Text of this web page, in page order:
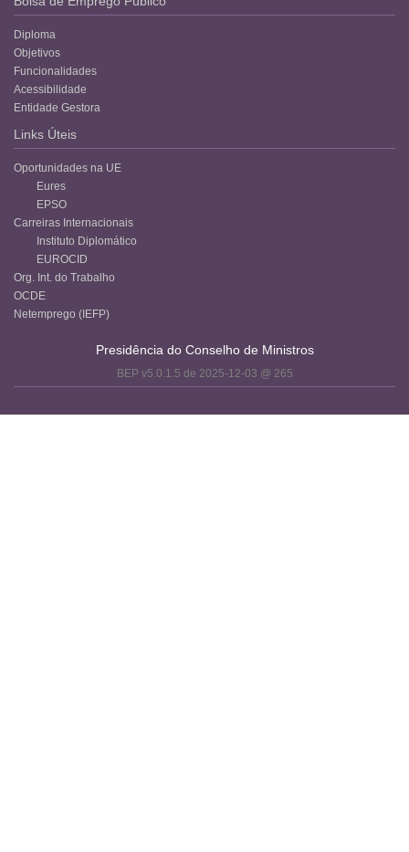
Diploma
Objetivos
Funcionalidades
Acessibilidade
Entidade Gestora
Links Úteis
Oportunidades na UE
Eures
EPSO
Carreiras Internacionais
Instituto Diplomático
EUROCID
Org. Int. do Trabalho
OCDE
Netemprego (IEFP)
Presidência do Conselho de Ministros
BEP v5.0.1.5 de 2025-12-03 @ 265